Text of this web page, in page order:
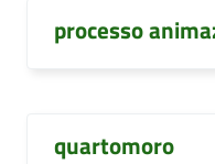
processo
quartomoro